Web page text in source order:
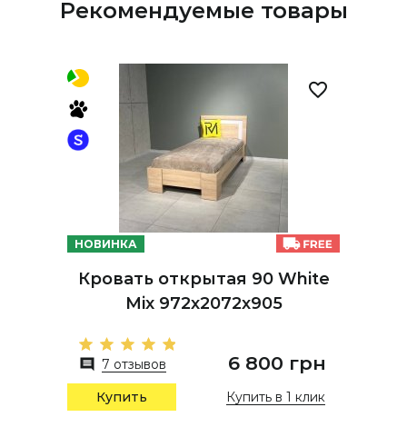
Рекомендуемые товары
НОВИНКА
Кровать открытая 90 White
Mix 972х2072х905
7 отзывов 6 800 грн
Купить Купить в 1 клик